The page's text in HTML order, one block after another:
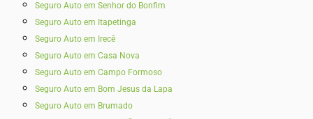
Seguro Auto em Senhor do Bonfim
Seguro Auto em Itapetinga
Seguro Auto em Irecê
Seguro Auto em Casa Nova
Seguro Auto em Campo Formoso
Seguro Auto em Bom Jesus da Lapa
Seguro Auto em Brumado